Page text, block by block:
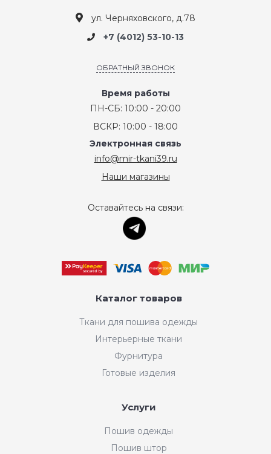
ул. Черняховского, д.78
+7 (4012) 53-10-13
ОБРАТНЫЙ ЗВОНОК
Время работы
ПН-СБ: 10:00 - 20:00
ВСКР: 10:00 - 18:00
Электронная связь
info@mir-tkani39.ru
Наши магазины
Оставайтесь на связи:
Каталог товаров
Ткани для пошива одежды
Интерьерные ткани
Фурнитура
Готовые изделия
Услуги
Пошив одежды
Пошив штор